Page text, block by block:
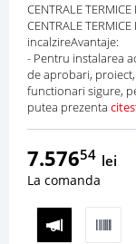
CENTRALE
CENTRALE
incalzireAvantaje:
- Pentru instalarea
de aprobari,
functionari sigure,
putea prezenta
7.57654 lei
La comanda